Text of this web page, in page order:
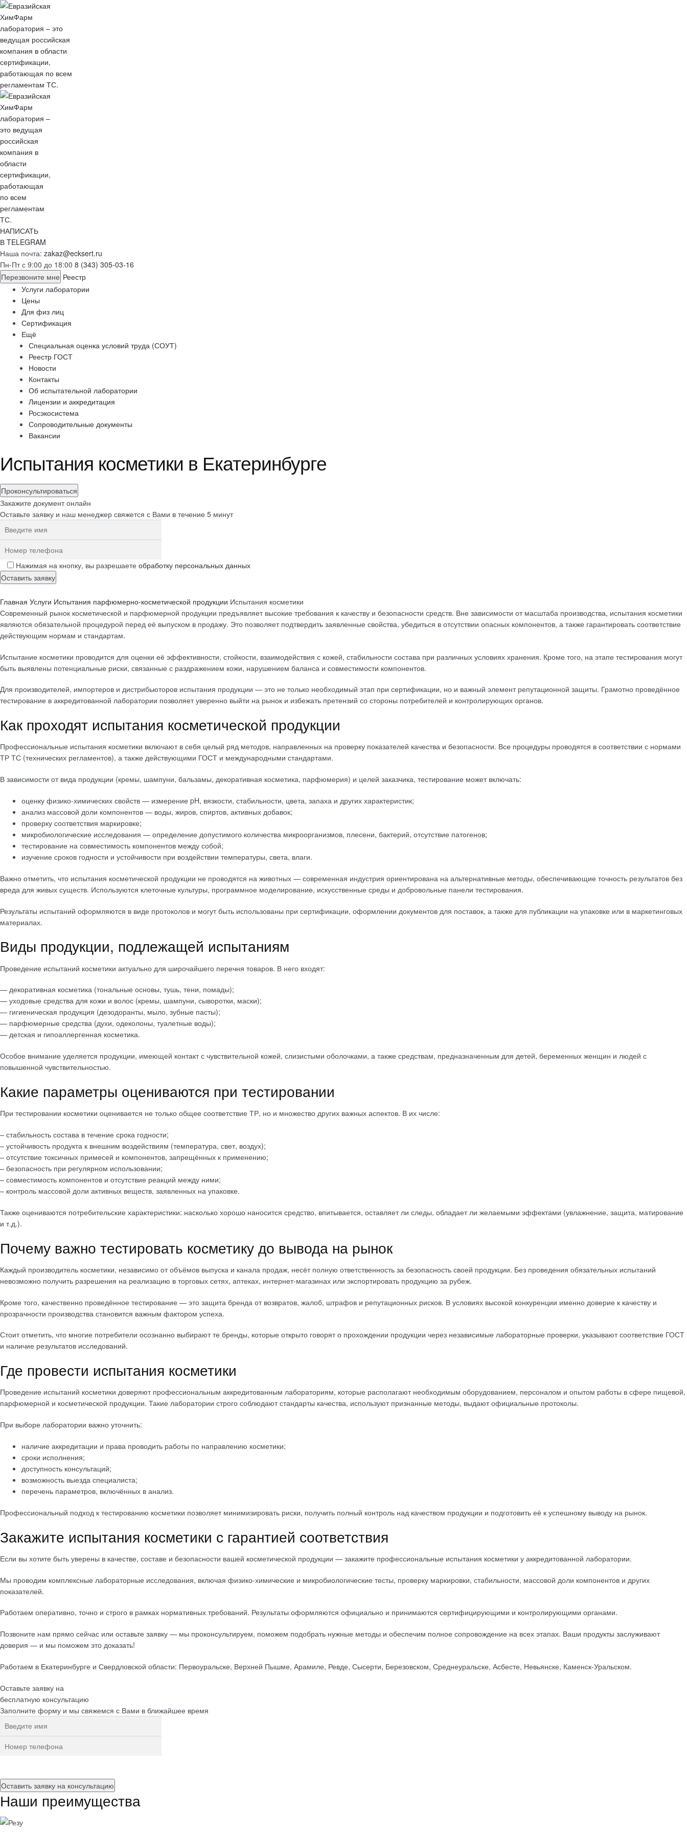
НАПИСАТЬ
В TELEGRAM
Наша почта: zakaz@ecksert.ru
Пн-Пт с 9:00 до 18:00 8 (343) 305-03-16
Перезвоните мне Реестр
Услуги лаборатории
Цены
Для физ лиц
Сертификация
Ещё
Специальная оценка условий труда (СОУТ)
Реестр ГОСТ
Новости
Контакты
Об испытательной лаборатории
Лицензии и аккредитация
Росэкосистема
Сопроводительные документы
Вакансии
Испытания косметики в Екатеринбурге
Проконсультироваться
Закажите документ онлайн
Оставьте заявку и наш менеджер свяжется с Вами в течение 5 минут
Нажимая на кнопку, вы разрешаете обработку персональных данных
Главная Услуги Испытания парфюмерно-косметической продукции Испытания косметики
Современный рынок косметической и парфюмерной продукции предъявляет высокие требования к качеству и безопасности средств. Вне зависимости от масштаба производства, испытания косметики
являются обязательной процедурой перед её выпуском в продажу. Это позволяет подтвердить заявленные свойства, убедиться в отсутствии опасных компонентов, а также гарантировать соответствие
действующим нормам и стандартам.
Испытание косметики проводится для оценки её эффективности, стойкости, взаимодействия с кожей, стабильности состава при различных условиях хранения. Кроме того, на этапе тестирования могут
быть выявлены потенциальные риски, связанные с раздражением кожи, нарушением баланса и совместимости компонентов.
Для производителей, импортеров и дистрибьюторов испытания продукции — это не только необходимый этап при сертификации, но и важный элемент репутационной защиты. Грамотно проведённое
тестирование в аккредитованной лаборатории позволяет уверенно выйти на рынок и избежать претензий со стороны потребителей и контролирующих органов.
Как проходят испытания косметической продукции
Профессиональные испытания косметики включают в себя целый ряд методов, направленных на проверку показателей качества и безопасности. Все процедуры проводятся в соответствии с нормами
ТР ТС (технических регламентов), а также действующими ГОСТ и международными стандартами.
В зависимости от вида продукции (кремы, шампуни, бальзамы, декоративная косметика, парфюмерия) и целей заказчика, тестирование может включать:
оценку физико-химических свойств — измерение pH, вязкости, стабильности, цвета, запаха и других характеристик;
анализ массовой доли компонентов — воды, жиров, спиртов, активных добавок;
проверку соответствия маркировке;
микробиологические исследования — определение допустимого количества микроорганизмов, плесени, бактерий, отсутствие патогенов;
тестирование на совместимость компонентов между собой;
изучение сроков годности и устойчивости при воздействии температуры, света, влаги.
Важно отметить, что испытания косметической продукции не проводятся на животных — современная индустрия ориентирована на альтернативные методы, обеспечивающие точность результатов без
вреда для живых существ. Используются клеточные культуры, программное моделирование, искусственные среды и добровольные панели тестирования.
Результаты испытаний оформляются в виде протоколов и могут быть использованы при сертификации, оформлении документов для поставок, а также для публикации на упаковке или в маркетинговых
материалах.
Виды продукции, подлежащей испытаниям
Проведение испытаний косметики актуально для широчайшего перечня товаров. В него входят:
— декоративная косметика (тональные основы, тушь, тени, помады);
— уходовые средства для кожи и волос (кремы, шампуни, сыворотки, маски);
— гигиеническая продукция (дезодоранты, мыло, зубные пасты);
— парфюмерные средства (духи, одеколоны, туалетные воды);
— детская и гипоаллергенная косметика.
Особое внимание уделяется продукции, имеющей контакт с чувствительной кожей, слизистыми оболочками, а также средствам, предназначенным для детей, беременных женщин и людей с
повышенной чувствительностью.
Какие параметры оцениваются при тестировании
При тестировании косметики оценивается не только общее соответствие ТР, но и множество других важных аспектов. В их числе:
– стабильность состава в течение срока годности;
– устойчивость продукта к внешним воздействиям (температура, свет, воздух);
– отсутствие токсичных примесей и компонентов, запрещённых к применению;
– безопасность при регулярном использовании;
– совместимость компонентов и отсутствие реакций между ними;
– контроль массовой доли активных веществ, заявленных на упаковке.
Также оцениваются потребительские характеристики: насколько хорошо наносится средство, впитывается, оставляет ли следы, обладает ли желаемыми эффектами (увлажнение, защита, матирование
и т.д.).
Почему важно тестировать косметику до вывода на рынок
Каждый производитель косметики, независимо от объёмов выпуска и канала продаж, несёт полную ответственность за безопасность своей продукции. Без проведения обязательных испытаний
невозможно получить разрешения на реализацию в торговых сетях, аптеках, интернет-магазинах или экспортировать продукцию за рубеж.
Кроме того, качественно проведённое тестирование — это защита бренда от возвратов, жалоб, штрафов и репутационных рисков. В условиях высокой конкуренции именно доверие к качеству и
прозрачности производства становится важным фактором успеха.
Стоит отметить, что многие потребители осознанно выбирают те бренды, которые открыто говорят о прохождении продукции через независимые лабораторные проверки, указывают соответствие ГОСТ
и наличие результатов исследований.
Где провести испытания косметики
Проведение испытаний косметики доверяют профессиональным аккредитованным лабораториям, которые располагают необходимым оборудованием, персоналом и опытом работы в сфере пищевой,
парфюмерной и косметической продукции. Такие лаборатории строго соблюдают стандарты качества, используют признанные методы, выдают официальные протоколы.
При выборе лаборатории важно уточнить:
наличие аккредитации и права проводить работы по направлению косметики;
сроки исполнения;
доступность консультаций;
возможность выезда специалиста;
перечень параметров, включённых в анализ.
Профессиональный подход к тестированию косметики позволяет минимизировать риски, получить полный контроль над качеством продукции и подготовить её к успешному выводу на рынок.
Закажите испытания косметики с гарантией соответствия
Если вы хотите быть уверены в качестве, составе и безопасности вашей косметической продукции — закажите профессиональные испытания косметики у аккредитованной лаборатории.
Мы проводим комплексные лабораторные исследования, включая физико-химические и микробиологические тесты, проверку маркировки, стабильности, массовой доли компонентов и других
показателей.
Работаем оперативно, точно и строго в рамках нормативных требований. Результаты оформляются официально и принимаются сертифицирующими и контролирующими органами.
Позвоните нам прямо сейчас или оставьте заявку — мы проконсультируем, поможем подобрать нужные методы и обеспечим полное сопровождение на всех этапах. Ваши продукты заслуживают
доверия — и мы поможем это доказать!
Работаем в Екатеринбурге и Свердловской области: Первоуральске, Верхней Пышме, Арамиле, Ревде, Сысерти, Березовском, Среднеуральске, Асбесте, Невьянске, Каменск-Уральском.
Оставьте заявку на
бесплатную консультацию
Заполните форму и мы свяжемся с Вами в ближайшее время
Наши преимущества